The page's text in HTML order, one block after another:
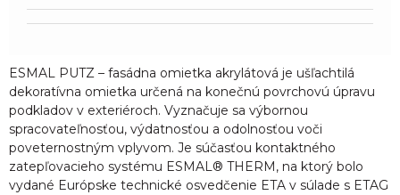
ESMAL PUTZ – fasádna omietka akrylátová je ušľachtilá
dekoratívna omietka určená na konečnú povrchovú úpravu
podkladov v exteriéroch. Vyznačuje sa výbornou
spracovateľnosťou, výdatnosťou a odolnosťou voči
poveternostným vplyvom. Je súčasťou kontaktného
zatepľovacieho systému ESMAL® THERM, na ktorý bolo
vydané Európske technické osvedčenie ETA v súlade s ETAG